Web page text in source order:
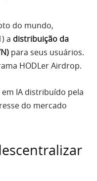
do mundo,
a distribuição da
para seus usuários.
HODLer Airdrop.
IA distribuído pela
do mercado